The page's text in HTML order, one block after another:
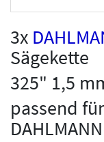
3x
Sägekette
325" 1,5
passend für